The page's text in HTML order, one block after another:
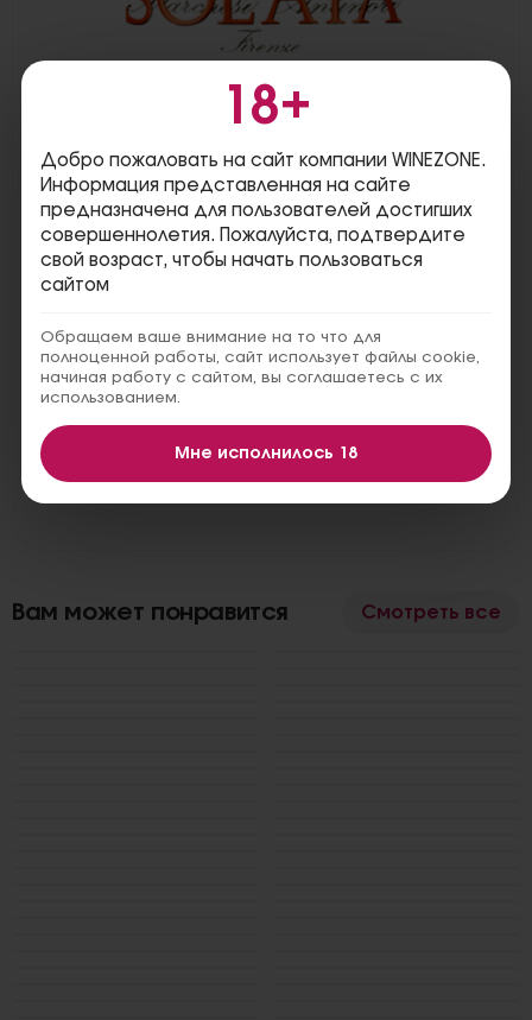
своего рода «экспериментальной
лабораторией» маркиза Антинори, где он
пробовал новые винодельческие техники и
новые виноградные сорта.
Вина поместья отражают уникальный
характер терруара. Они обладают
выразительным и элегантным профилем.
стороне холма, которая лучше освещена
солнцем. Секрет великолепного вина –
сочетание Санджовезе, Каберне Совиньона,
Каберне Франа, бережного отношения и
многовековых традиций.
Вам может понравится Смотреть все
18+
Добро пожаловать на сайт компании WINEZONE.
Информация представленная на сайте
предназначена для пользователей достигших
совершеннолетия. Пожалуйста, подтвердите
свой возраст, чтобы начать пользоваться
сайтом
Обращаем ваше внимание на то что для
полноценной работы, сайт использует файлы cookie,
начиная работу с сайтом, вы соглашаетесь с их
использованием.
Мне исполнилось 18